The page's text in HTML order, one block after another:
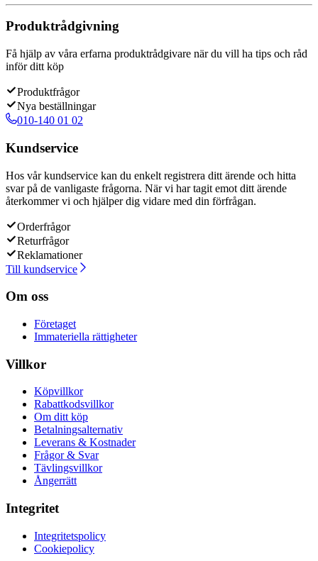
Produktrådgivning
Få hjälp av våra erfarna produktrådgivare när du vill ha tips och råd
inför ditt köp
Produktfrågor
Nya beställningar
010-140 01 02
Kundservice
Hos vår kundservice kan du enkelt registrera ditt ärende och hitta
svar på de vanligaste frågorna. När vi har tagit emot ditt ärende
återkommer vi och hjälper dig vidare med din förfrågan.
Orderfrågor
Returfrågor
Reklamationer
Till kundservice
Om oss
Företaget
Immateriella rättigheter
Villkor
Köpvillkor
Rabattkodsvillkor
Om ditt köp
Betalningsalternativ
Leverans & Kostnader
Frågor & Svar
Tävlingsvillkor
Ångerrätt
Integritet
Integritetspolicy
Cookiepolicy